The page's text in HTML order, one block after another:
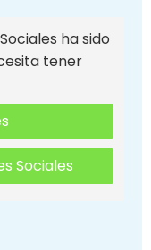
ha sido
tener
Sociales